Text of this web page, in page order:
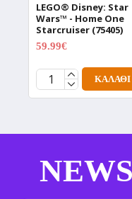
LEGO® Disney: Star
Wars™ - Home One
Starcruiser (75405)
59.99€
ΚΑΛΆΘΙ